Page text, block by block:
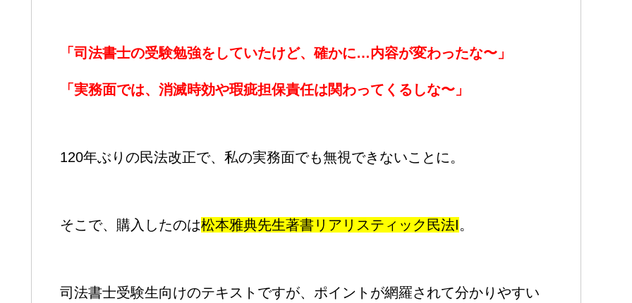
「司法書士の受験勉強をしていたけど、確かに…内容が変わったな〜」
「実務面では、消滅時効や瑕疵担保責任は関わってくるしな〜」
120年ぶりの民法改正で、私の実務面でも無視できないことに。
そこで、購入したのは松本雅典先生著書リアリスティック民法I。
司法書士受験生向けのテキストですが、ポイントが網羅されて分かりやすい